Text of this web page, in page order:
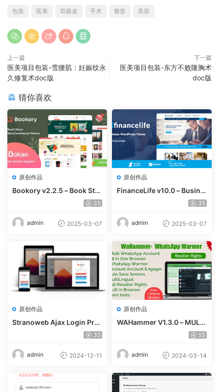
包装 医美 双眼皮 手术 整形 美容
上一篇
医美项目包装-雪腰肌：妊娠纹永
久修复术doc版
下一篇
医美项目包装-东方不败隆胸术
doc版
猜你喜欢
原创作品
Bookory v2.2.5 – Book Stor
e WooCommerce Theme35
admin 2025-03-07
原创作品
FinanceLife v10.0 – Busine
35
admin 2025-03-07
原创作品
Stranoweb Ajax Login Pre
35
admin 2024-12-11
原创作品
WAHammer V1.3.0 – MULTI
WHATSAPP ACCOUNT BRO
ER / ACCOUNT ENGAGER
(FULL RESALLER)
55
admin 2024-03-14